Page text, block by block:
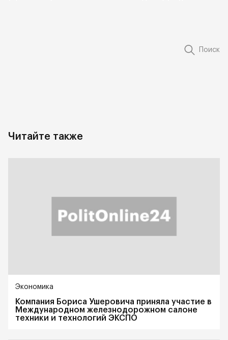
Поиск
Читайте также
Экономика
Компания Бориса Ушеровича приняла участие в
Международном железнодорожном салоне
техники и технологий ЭКСПО